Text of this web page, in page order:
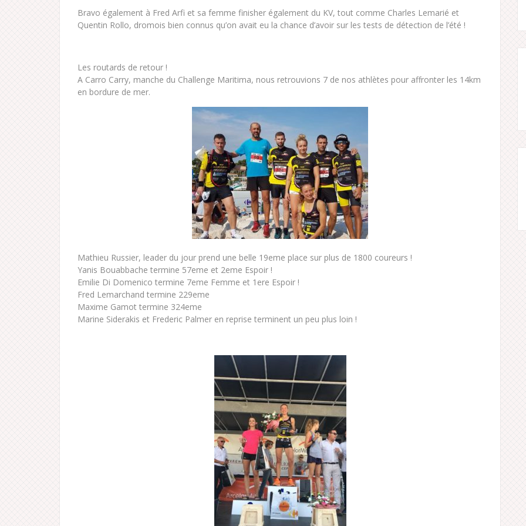
Bravo également à Fred Arfi et sa femme finisher également du KV, tout comme Charles Lemarié et
Quentin Rollo, dromois bien connus qu’on avait eu la chance d’avoir sur les tests de détection de l’été !
Les routards de retour !
A Carro Carry, manche du Challenge Maritima, nous retrouvions 7 de nos athlètes pour affronter les 14km
en bordure de mer.
Mathieu Russier, leader du jour prend une belle 19eme place sur plus de 1800 coureurs !
Yanis Bouabbache termine 57eme et 2eme Espoir !
Emilie Di Domenico termine 7eme Femme et 1ere Espoir !
Fred Lemarchand termine 229eme
Maxime Gamot termine 324eme
Marine Siderakis et Frederic Palmer en reprise terminent un peu plus loin !